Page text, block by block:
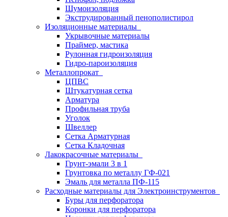
Шумоизоляция
Экструдированный пенополистирол
Изоляционные материалы
Укрывочные материалы
Праймер, мастика
Рулонная гидроизоляция
Гидро-пароизоляция
Металлопрокат
ЦПВС
Штукатурная сетка
Арматура
Профильная труба
Уголок
Швеллер
Сетка Арматурная
Сетка Кладочная
Лакокрасочные материалы
Грунт-эмали 3 в 1
Грунтовка по металлу ГФ-021
Эмаль для металла ПФ-115
Расходные материалы для Электроинструментов
Буры для перфоратора
Коронки для перфоратора